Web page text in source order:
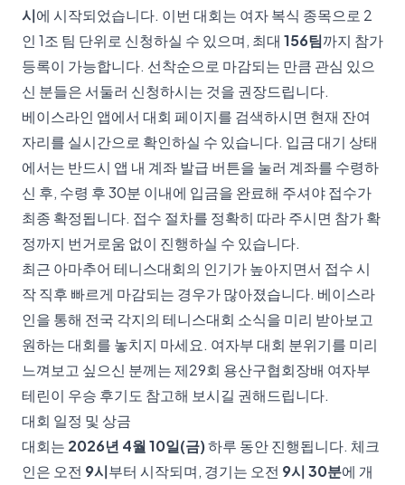
시에 시작되었습니다. 이번 대회는 여자 복식 종목으로 2
인 1조 팀 단위로 신청하실 수 있으며, 최대 156팀까지 참가
등록이 가능합니다. 선착순으로 마감되는 만큼 관심 있으
신 분들은 서둘러 신청하시는 것을 권장드립니다.
베이스라인 앱에서 대회 페이지를 검색하시면 현재 잔여
자리를 실시간으로 확인하실 수 있습니다. 입금 대기 상태
에서는 반드시 앱 내 계좌 발급 버튼을 눌러 계좌를 수령하
신 후, 수령 후 30분 이내에 입금을 완료해 주셔야 접수가
최종 확정됩니다. 접수 절차를 정확히 따라 주시면 참가 확
정까지 번거로움 없이 진행하실 수 있습니다.
최근 아마추어 테니스대회의 인기가 높아지면서 접수 시
작 직후 빠르게 마감되는 경우가 많아졌습니다. 베이스라
인을 통해 전국 각지의 테니스대회 소식을 미리 받아보고
원하는 대회를 놓치지 마세요. 여자부 대회 분위기를 미리
느껴보고 싶으신 분께는제29회 용산구협회장배 여자부
테린이 우승 후기 도 참고해 보시길 권해드립니다.
대회 일정 및 상금
대회는 2026년 4월 10일(금)하루 동안 진행됩니다. 체크
인은 오전 9시부터 시작되며, 경기는 오전 9시 30분에 개